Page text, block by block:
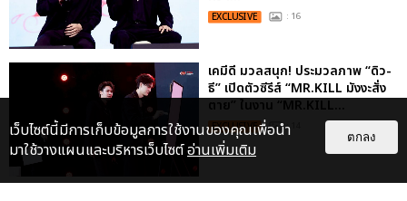
EXCLUSIVE : 16
เคมีดี มวลสนุก! ประมวลภาพ “ดิว-
ธี” เปิดตัวซีรีส์ “MR.KILL มังงะสั่ง
ตาย” ในงาน “MR.KILL...
EXCLUSIVE : 14
เว็บไซต์นี้มีการเก็บข้อมูลการใช้งานของคุณเพื่อนำ
มาใช้วางแผนและบริหารเว็บไซต์อ่านเพิ่มเติม
ตกลง